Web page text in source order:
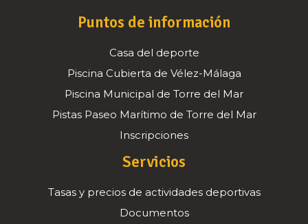
Puntos de información
Casa del deporte
Piscina Cubierta de Vélez-Málaga
Piscina Municipal de Torre del Mar
Pistas Paseo Marítimo de Torre del Mar
Inscripciones
Servicios
Tasas y precios de actividades deportivas
Documentos